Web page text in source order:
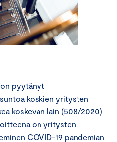
pyytänyt
koskien yritysten
koskevan lain (508/2020)
on yritysten
COVID-19 pandemian